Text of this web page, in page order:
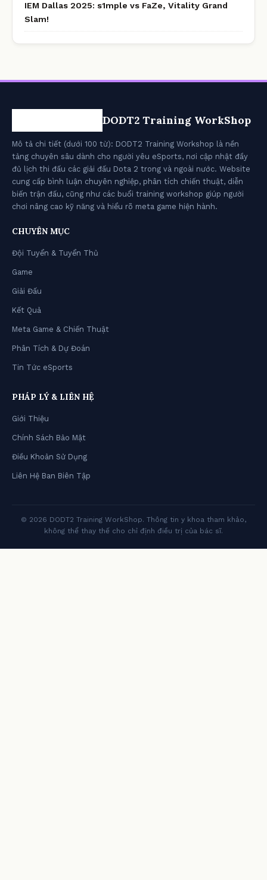
IEM Dallas 2025: s1mple vs FaZe, Vitality Grand
Slam!
DODT2 Training WorkShop
Mô tả chi tiết (dưới 100 từ): DODT2 Training Workshop là nền
tảng chuyên sâu dành cho người yêu eSports, nơi cập nhật đầy
đủ lịch thi đấu các giải đấu Dota 2 trong và ngoài nước. Website
cung cấp bình luận chuyên nghiệp, phân tích chiến thuật, diễn
biến trận đấu, cũng như các buổi training workshop giúp người
chơi nâng cao kỹ năng và hiểu rõ meta game hiện hành.
CHUYÊN MỤC
Đội Tuyển & Tuyển Thủ
Game
Giải Đấu
Kết Quả
Meta Game & Chiến Thuật
Phân Tích & Dự Đoán
Tin Tức eSports
PHÁP LÝ & LIÊN HỆ
Giới Thiệu
Chính Sách Bảo Mật
Điều Khoản Sử Dụng
Liên Hệ Ban Biên Tập
© 2026 DODT2 Training WorkShop. Thông tin y khoa tham khảo,
không thể thay thế cho chỉ định điều trị của bác sĩ.